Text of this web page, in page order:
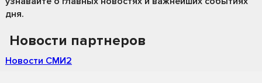
дня.
Новости партнеров
Новости СМИ2